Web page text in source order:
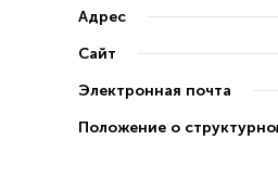
Адрес
Сайт
Электронная почта
Положение о